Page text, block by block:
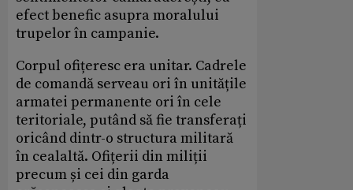
efect benefic asupra moralului
trupelor în campanie.
Corpul ofițeresc era unitar. Cadrele
de comandă serveau ori în unitățile
armatei permanente ori în cele
teritoriale, putând să fie transferați
oricând dintr-o structura militară
în cealaltă. Ofițerii din miliții
precum și cei din garda